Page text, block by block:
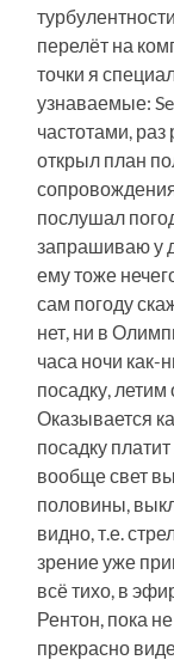
перелёт на
точки я
узнаваемые:
частотами,
открыл план
послушал
запрашиваю у
ему тоже
сам погоду
нет, ни в
часа ночи как-
посадку,
Оказывается
посадку
вообще свет
половины,
видно, т.е.
зрение уже
всё тихо, в
Рентон, пока
прекрасно